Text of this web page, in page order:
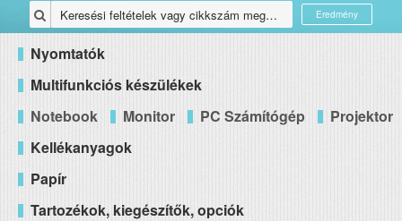
Eredmény
Nyomtatók
Multifunkciós készülékek
Notebook
Monitor PC Számítógép
Projektor
Kellékanyagok
Papír
Tartozékok, kiegészítők, opciók